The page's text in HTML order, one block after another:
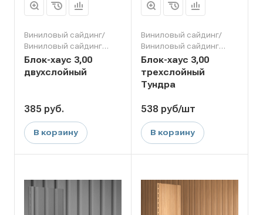
Виниловый сайдинг/
Виниловый сайдинг
Grand Line
Блок-хаус 3,00
двухслойный
385 руб.
В корзину
Виниловый сайдинг/
Виниловый сайдинг
Grand Line
Блок-хаус 3,00
трехслойный
Тундра
538 руб/шт
В корзину